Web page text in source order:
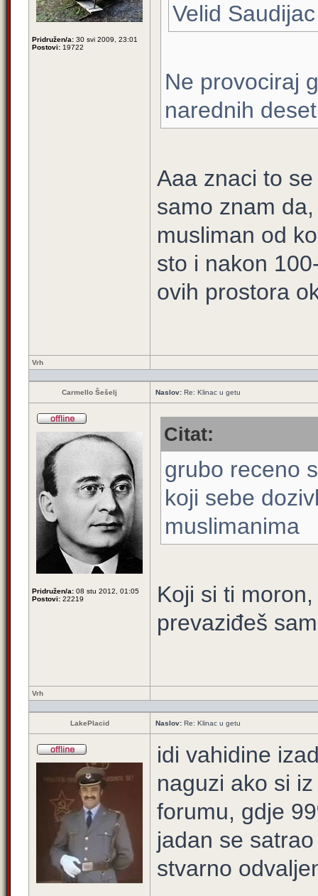
Pridružen/a: 30 svi 2009, 23:01
Postovi: 19722
Velid
Ne provociraj
narednih
Aaa znaci to
samo znam
musliman od
sto i nakon
ovih prostora
Vrh
Carmello Šešelj Naslov: Re: Klinac u getu
Pridružen/a: 08 stu 2012, 01:05
Postovi: 22219
Citat:
grubo receno
koji sebe
muslimanima
Koji si ti
prevaziđeš
Vrh
LakePlacid Naslov: Re: Klinac u getu
idi vahidine
naguzi ako si
forumu, gdje
jadan se
stvarno